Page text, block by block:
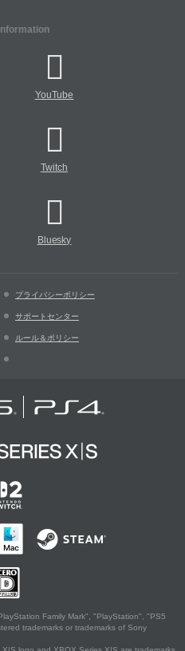
YouTube
Twitch
Bluesky
プライバシーポリシー
サポートセンター
ルール＆ポリシー
Family Mark", "PlayStation", "PS5
trademarks or trademarks of Sony